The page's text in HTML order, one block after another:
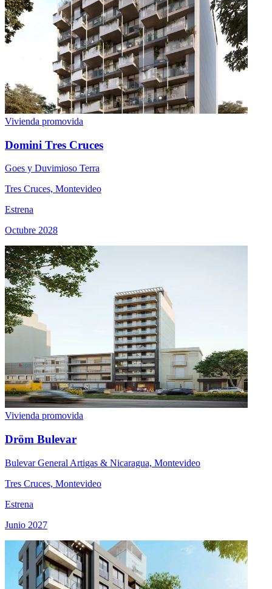
Vivienda promovida
Domini Tres Cruces
Goes y Duvimioso Terra
Tres Cruces, Montevideo
Estrena
Octubre 2028
Vivienda promovida
Dröm Bulevar
Bulevar General Artigas & Nicaragua, Montevideo
Tres Cruces, Montevideo
Estrena
Junio 2027